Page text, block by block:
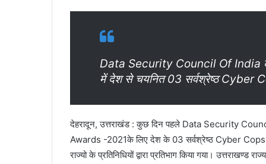
Data Security Council Of India
में देश से चयनित 03 सर्वश्रेष्ठ Cyber
देहरादून, उत्तराखंड : कुछ दिन पहले Data Security
Awards -2021के लिए देश के 03 सर्वश्रेष्ठ Cyber Cops
राज्यो के प्रतिनिधियों द्वारा प्रतिभाग किया गया।